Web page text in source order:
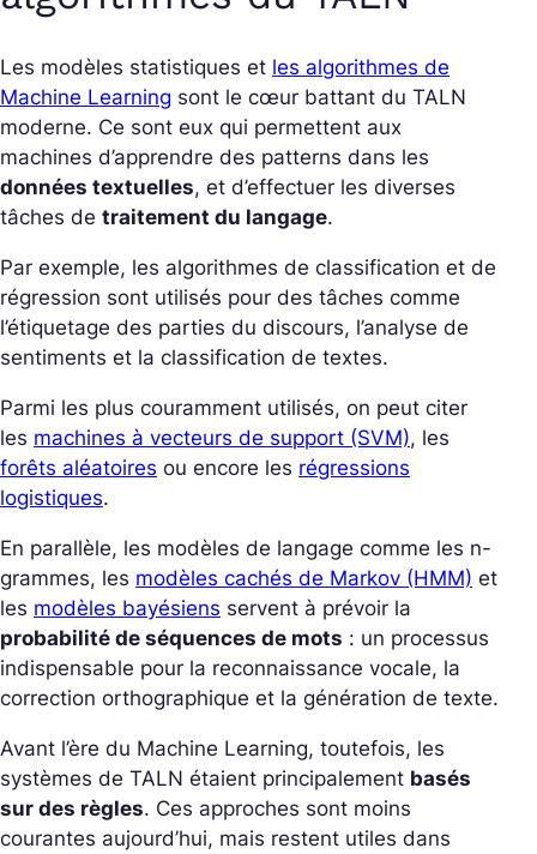
Les modèles statistiques et les algorithmes de
Machine Learning sont le cœur battant du TALN
moderne. Ce sont eux qui permettent aux
machines d’apprendre des patterns dans les
données textuelles, et d’effectuer les diverses
tâches de traitement du langage.
Par exemple, les algorithmes de classification et de
régression sont utilisés pour des tâches comme
l’étiquetage des parties du discours, l’analyse de
sentiments et la classification de textes.
Parmi les plus couramment utilisés, on peut citer
les machines à vecteurs de support (SVM), les
forêts aléatoires ou encore les régressions
logistiques.
En parallèle, les modèles de langage comme les n-
grammes, les modèles cachés de Markov (HMM) et
les modèles bayésiens servent à prévoir la
probabilité de séquences de mots : un processus
indispensable pour la reconnaissance vocale, la
correction orthographique et la génération de texte.
Avant l’ère du Machine Learning, toutefois, les
systèmes de TALN étaient principalement basés
sur des règles. Ces approches sont moins
courantes aujourd’hui, mais restent utiles dans